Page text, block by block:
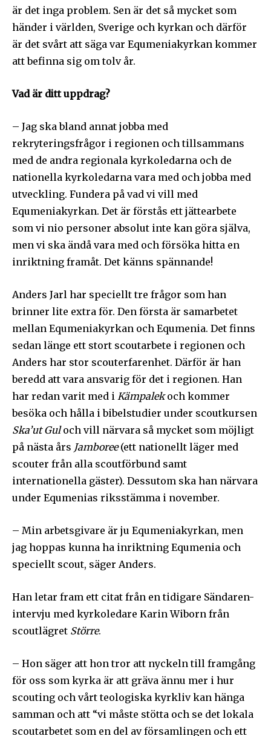
Följ Sändarens nyhetsbrev och
bli uppdaterad på det senaste
prenumerationsknappen. Oroa dig inte, vi respekterar din
inkorg.
Prenumerera på Sändarens nyhetsbrev.
Jag godkänner integritetspolicyn
Ladda ner som PDF
är det inga problem. Sen är det så mycket som
händer i världen, Sverige och kyrkan och därför
är det svårt att säga var Equmeniakyrkan kommer
att befinna sig om tolv år.
Vad är ditt uppdrag?
– Jag ska bland annat jobba med
rekryteringsfrågor i regionen och tillsammans
med de andra regionala kyrkoledarna och de
nationella kyrkoledarna vara med och jobba med
utveckling. Fundera på vad vi vill med
Equmeniakyrkan. Det är förstås ett jättearbete
som vi nio personer absolut inte kan göra själva,
men vi ska ändå vara med och försöka hitta en
inriktning framåt. Det känns spännande!
Anders Jarl har speciellt tre frågor som han
brinner lite extra för. Den första är samarbetet
mellan Equmeniakyrkan och Equmenia. Det finns
sedan länge ett stort scoutarbete i regionen och
Anders har stor scouterfarenhet. Därför är han
beredd att vara ansvarig för det i regionen. Han
har redan varit med i Kämpalekoch kommer
besöka och hålla i bibelstudier under scoutkursen
Ska’ut Guloch vill närvara så mycket som möjligt
på nästa års Jamboree(ett nationellt läger med
scouter från alla scoutförbund samt
internationella gäster). Dessutom ska han närvara
under Equmenias riksstämma i november.
– Min arbetsgivare är ju Equmeniakyrkan, men
jag hoppas kunna ha inriktning Equmenia och
speciellt scout, säger Anders.
Han letar fram ett citat från en tidigare Sändaren-
intervju med kyrkoledare Karin Wiborn från
scoutlägret Större.
– Hon säger att hon tror att nyckeln till framgång
för oss som kyrka är att gräva ännu mer i hur
scouting och vårt teologiska kyrkliv kan hänga
samman och att “vi måste stötta och se det lokala
scoutarbetet som en del av församlingen och ett